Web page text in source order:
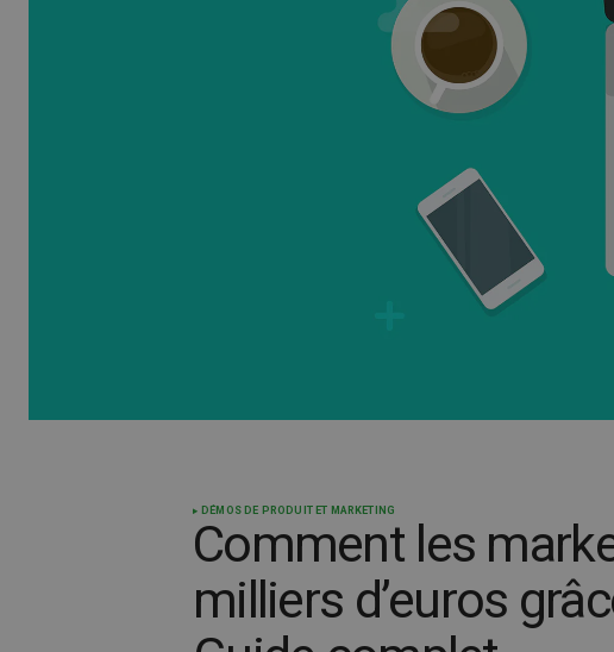
DÉMOS DE PRODUIT ET MARKETING
Comment les
milliers d’euros